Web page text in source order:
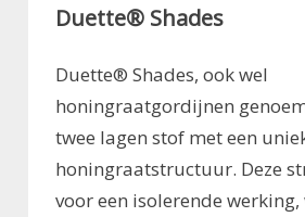
Duette® Shades
Duette® Shades, ook wel
honingraatgordijnen
twee lagen stof met een
honingraatstructuur. Deze
voor een isolerende